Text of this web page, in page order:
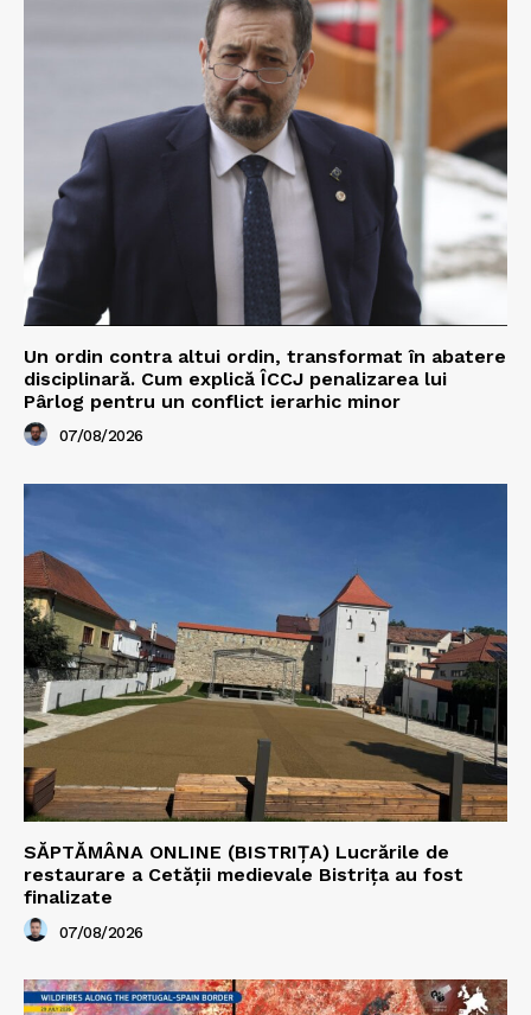
Un ordin contra altui ordin, transformat în abatere
disciplinară. Cum explică ÎCCJ penalizarea lui
Pârlog pentru un conflict ierarhic minor
07/08/2026
SĂPTĂMÂNA ONLINE (BISTRIȚA) Lucrările de
restaurare a Cetăţii medievale Bistriţa au fost
finalizate
07/08/2026